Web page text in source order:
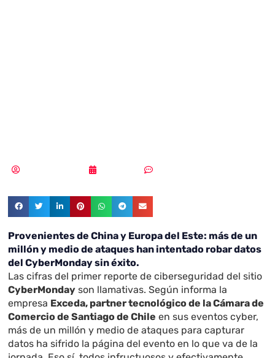
Provenientes de China y Europa del Este: más de un
millón y medio de ataques han intentado robar datos
del CyberMonday sin éxito.
Las cifras del primer reporte de ciberseguridad del sitio
CyberMonday son llamativas. Según informa la
empresa Exceda, partner tecnológico de la Cámara de
Comercio de Santiago de Chile en sus eventos cyber,
más de un millón y medio de ataques para capturar
datos ha sifrido la página del evento en lo que va de la